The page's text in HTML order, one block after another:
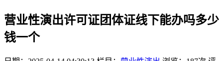
营业性演出许可证团体证线下能办吗多少
钱一个